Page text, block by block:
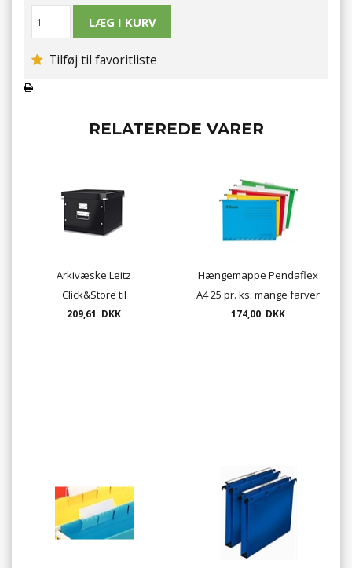
Tilføj til favoritliste
RELATEREDE VARER
Arkivæske Leitz
Click&Store til
hængemapper A4 - sort
209,61 DKK
Hængemappe Pendaflex
A4 25 pr. ks. mange farver
174,00 DKK